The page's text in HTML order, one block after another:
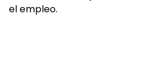
el empleo.